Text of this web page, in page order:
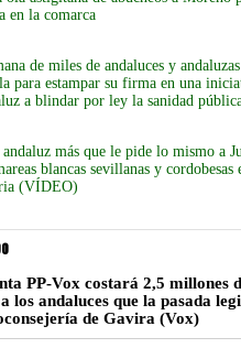
en la comarca
de miles de andaluces y
para estampar su firma en una
a blindar por ley la sanidad
más que le pide lo mismo a
blancas sevillanas y cordobesas
(VÍDEO)
PP-Vox costará 2,5 millones
los andaluces que la pasada
de Gavira (Vox)